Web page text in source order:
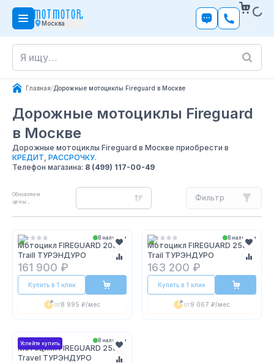
Москва
Главная/Дорожные мотоциклы Fireguard в Москве
Дорожные мотоциклы Fireguard
в Москве
Дорожные мотоциклы Fireguard в Москве приобрести в
КРЕДИТ, РАССРОЧКУ.
Телефон магазина: 8 (499) 117-00-49
Обновляем
цены...
Фильтр
В наличии
Мотоцикл FIREGUARD 200
Traill ТУРЭНДУРО
161 900 ₽
Купить в 1 клик
от8 995 ₽/мес
В наличии
Мотоцикл FIREGUARD 250
Trail ТУРЭНДУРО
163 200 ₽
Купить в 1 клик
от9 067 ₽/мес
Успейте купить В наличии
Мотоцикл FIREGUARD 250
Travel ТУРЭНДУРО